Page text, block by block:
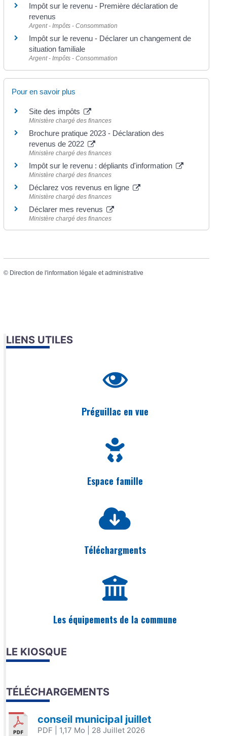
Impôt sur le revenu - Première déclaration de
revenus
Argent - Impôts - Consommation
Impôt sur le revenu - Déclarer un changement de
situation familiale
Argent - Impôts - Consommation
Pour en savoir plus
Site des impôts
Ministère chargé des finances
Brochure pratique 2023 - Déclaration des
revenus de 2022
Ministère chargé des finances
Impôt sur le revenu : dépliants d'information
Ministère chargé des finances
Déclarez vos revenus en ligne
Ministère chargé des finances
Déclarer mes revenus
Ministère chargé des finances
© Direction de l'information légale et administrative
LIENS UTILES
Préguillac en vue
Espace famille
Téléchargments
Les équipements de la commune
LE KIOSQUE
TÉLÉCHARGEMENTS
conseil municipal juillet
PDF | 1,17 Mo | 28 Juillet 2026